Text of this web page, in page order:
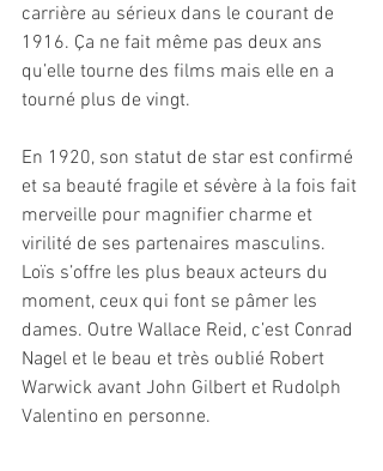
carrière au sérieux dans le courant de
1916. Ça ne fait même pas deux ans
qu’elle tourne des films mais elle en a
tourné plus de vingt.
En 1920, son statut de star est confirmé
et sa beauté fragile et sévère à la fois fait
merveille pour magnifier charme et
virilité de ses partenaires masculins.
Loïs s’offre les plus beaux acteurs du
moment, ceux qui font se pâmer les
dames. Outre Wallace Reid, c’est Conrad
Nagel et le beau et très oublié Robert
Warwick avant John Gilbert et Rudolph
Valentino en personne.